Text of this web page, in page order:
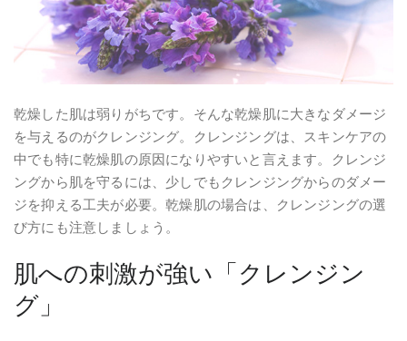
乾燥した肌は弱りがちです。そんな乾燥肌に大きなダメージ
を与えるのがクレンジング。クレンジングは、スキンケアの
中でも特に乾燥肌の原因になりやすいと言えます。クレンジ
ングから肌を守るには、少しでもクレンジングからのダメー
ジを抑える工夫が必要。乾燥肌の場合は、クレンジングの選
び方にも注意しましょう。
肌への刺激が強い「クレンジン
グ」